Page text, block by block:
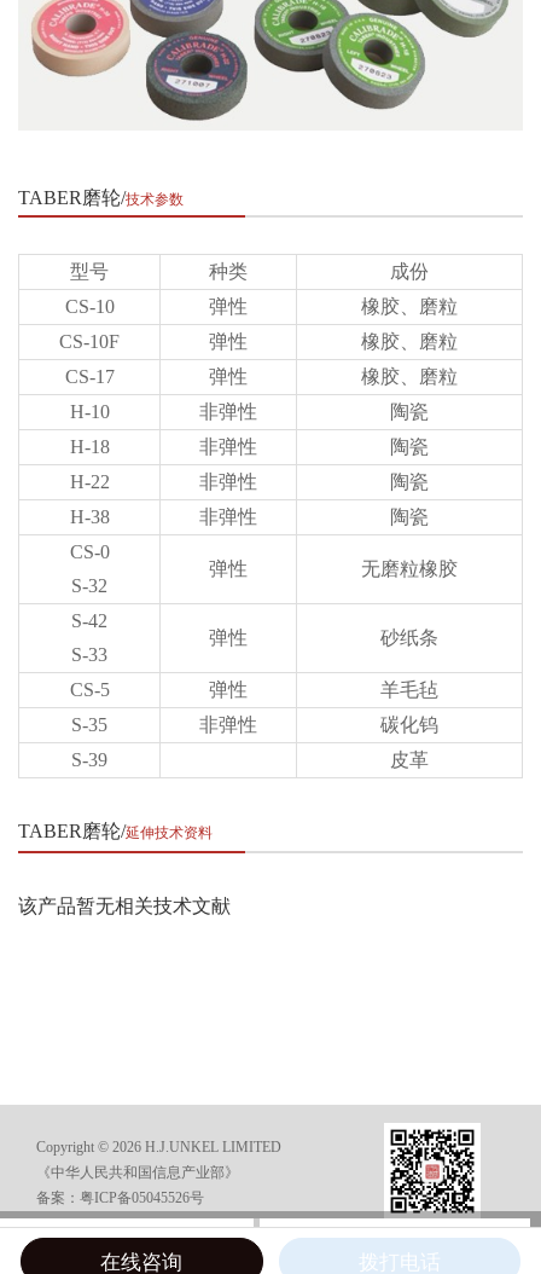
TABER磨轮 技术参数
型号 种类
成份
CS-10
弹性
橡胶、磨粒
CS-10F
弹性
橡胶、磨粒
CS-17
弹性
橡胶、磨粒
H-10
非弹性
陶瓷
H-18
非弹性
陶瓷
H-22
非弹性
陶瓷
H-38
非弹性
陶瓷
CS-0
S-32
弹性 无磨粒橡胶
S-42
S-33
弹性 砂纸条
CS-5 弹性
羊毛毡
S-35
非弹性
碳化钨
S-39
皮革
TABER磨轮 延伸技术资料
该产品暂无相关技术文献
Copyright © 2026 H.J.UNKEL LIMITED
《中华人民共和国信息产业部》
备案：粤ICP备05045526号
在线咨询 电话咨询
在线咨询 拨打电话